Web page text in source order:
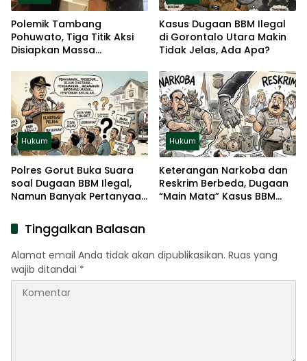
Polemik Tambang
Pohuwato, Tiga Titik Aksi
Disiapkan Massa
Kasus Dugaan BBM Ilegal
di Gorontalo Utara Makin
Tidak Jelas, Ada Apa?
Hukum
Polres Gorut Buka Suara
soal Dugaan BBM Ilegal,
Namun Banyak Pertanyaan
Hukum
Keterangan Narkoba dan
Reskrim Berbeda, Dugaan
“Main Mata” Kasus BBM
Tinggalkan Balasan
Alamat email Anda tidak akan dipublikasikan. Ruas yang
wajib ditandai *